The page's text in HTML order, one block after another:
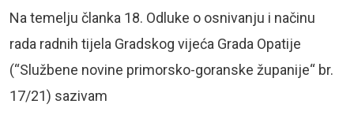
Na temelju članka 18. Odluke o osnivanju i načinu
rada radnih tijela Gradskog vijeća Grada Opatije
(“Službene novine primorsko-goranske županije“ br.
17/21) sazivam